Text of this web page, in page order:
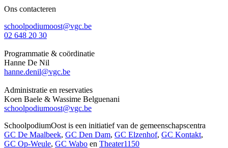
Ons contacteren
schoolpodiumoost@vgc.be
02 648 20 30
Programmatie & coördinatie
Hanne De Nil
hanne.denil@vgc.be
Administratie en reservaties
Koen Baele & Wassime Belguenani
schoolpodiumoost@vgc.be
SchoolpodiumOost is een initiatief van de gemeenschapscentra
GC De Maalbeek, GC Den Dam, GC Elzenhof, GC Kontakt,
GC Op-Weule, GC Wabo en Theater1150